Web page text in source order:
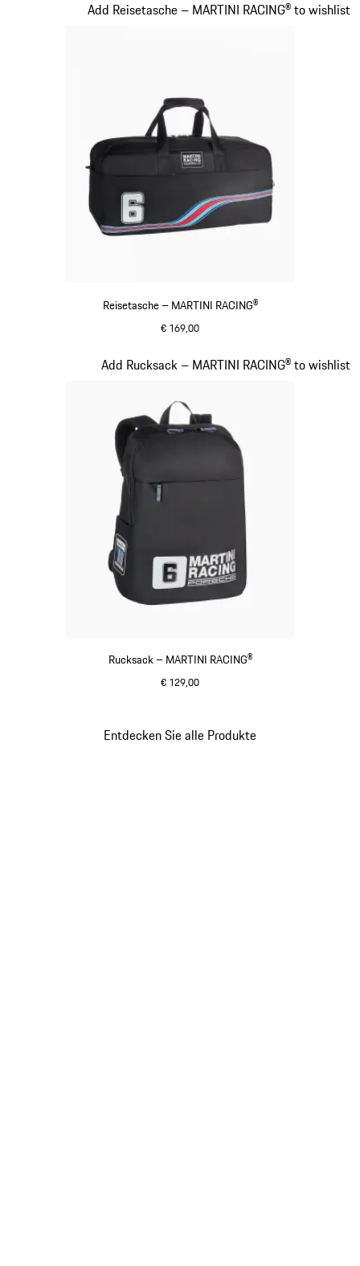
Reisetasche – MARTINI RACING®
€ 169,00
Add Reisetasche – MARTINI RACING® to wishlist
Slide 19 von 20
Rucksack – MARTINI RACING®
€ 129,00
Add Rucksack – MARTINI RACING® to wishlist
Entdecken Sie alle Produkte